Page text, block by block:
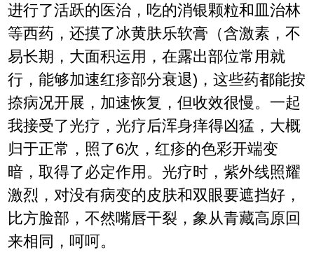
进行了活跃的医治，吃的消银颗粒和皿治林
等西药，还摸了冰黄肤乐软膏（含激素，不
易长期，大面积运用，在露出部位常用就
行，能够加速红疹部分衰退)，这些药都能按
捺病况开展，加速恢复，但收效很慢。一起
我接受了光疗，光疗后浑身痒得凶猛，大概
归于正常，照了6次，红疹的色彩开端变
暗，取得了必定作用。光疗时，紫外线照耀
激烈，对没有病变的皮肤和双眼要遮挡好，
比方脸部，不然嘴唇干裂，象从青藏高原回
来相同，呵呵。